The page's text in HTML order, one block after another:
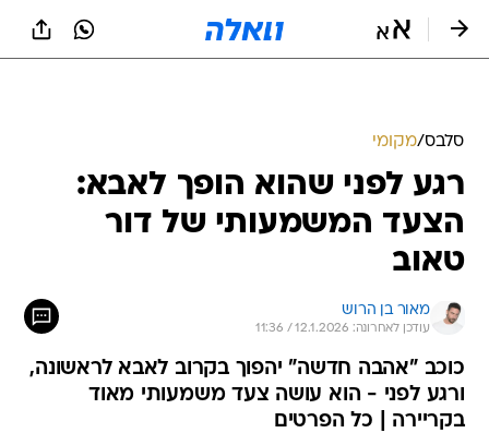
סלבס/מקומי
רגע לפני שהוא הופך לאבא:
הצעד המשמעותי של דור
טאוב
מאור בן הרוש
עודכן לאחרונה: 12.1.2026 / 11:36
כוכב "אהבה חדשה" יהפוך בקרוב לאבא לראשונה,
ורגע לפני - הוא עושה צעד משמעותי מאוד
בקריירה | כל הפרטים